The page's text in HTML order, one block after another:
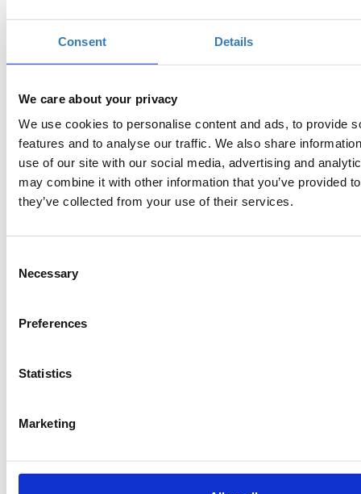
Consent Details
We care about your privacy
We use cookies to personalise content and ads, to provide
features and to analyse our traffic. We also share
use of our site with our social media, advertising and
may combine it with other information that you’ve provided
they’ve collected from your use of their services.
Selection
Necessary
Preferences
Statistics
Marketing